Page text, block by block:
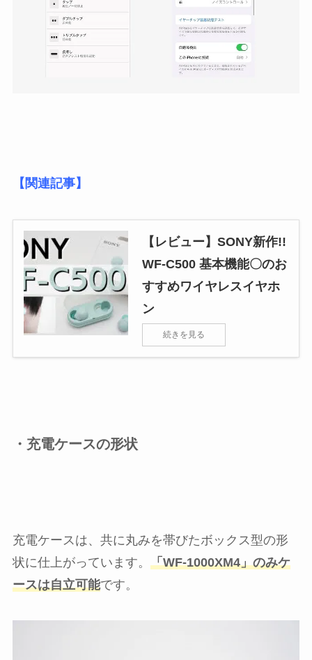
【関連記事】
【レビュー】SONY新作!!
WF-C500 基本機能〇のお
すすめワイヤレスイヤホ
ン
続きを見る
・充電ケースの形状
充電ケースは、共に丸みを帯びたボックス型の形
状に仕上がっています。 「WF-1000XM4」のみケ
ースは自立可能です。